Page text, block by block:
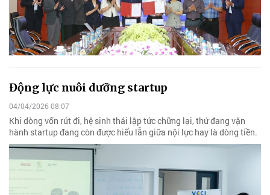
Động lực nuôi dưỡng startup
04/04/2026 08:07
Khi dòng vốn rút đi, hệ sinh thái lập tức chững lại, thứ đang vận
hành startup đang còn được hiểu lẫn giữa nội lực hay là dòng tiền.